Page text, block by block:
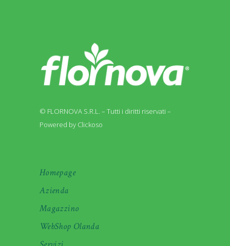
© FLORNOVA S.R.L. – Tutti i diritti riservati –
Powered by Clickoso
Homepage
Azienda
Magazzino
WebShop Olanda